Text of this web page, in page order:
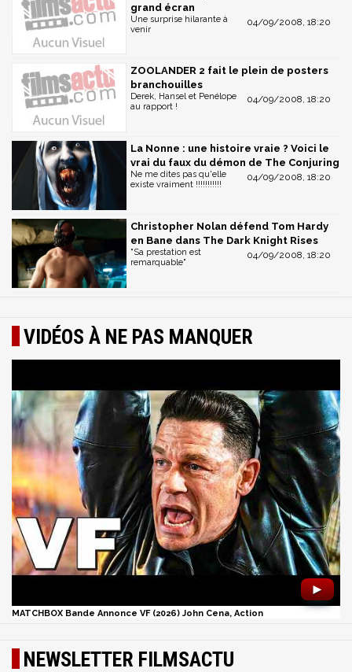
grand écran
04/09/2008, 18:20
Une surprise hilarante à
venir
ZOOLANDER 2 fait le plein de posters
branchouilles
04/09/2008, 18:20
Derek, Hansel et Penélope
au rapport !
La Nonne : une histoire vraie ? Voici le
vrai du faux du démon de The Conjuring
04/09/2008, 18:20
Ne me dites pas qu'elle
existe vraiment !!!!!!!!!!!
Christopher Nolan défend Tom Hardy
en Bane dans The Dark Knight Rises
04/09/2008, 18:20
"Sa prestation est
remarquable"
VIDÉOS À NE PAS MANQUER
►
MATCHBOX Bande Annonce VF (2026) John Cena, Action
NEWSLETTER FILMSACTU